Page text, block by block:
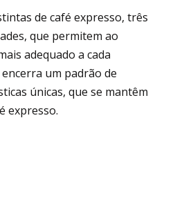
de café expresso, três
que permitem ao
adequado a cada
um padrão de
únicas, que se mantêm
expresso.